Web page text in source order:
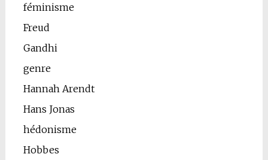
féminisme
Freud
Gandhi
genre
Hannah Arendt
Hans Jonas
hédonisme
Hobbes